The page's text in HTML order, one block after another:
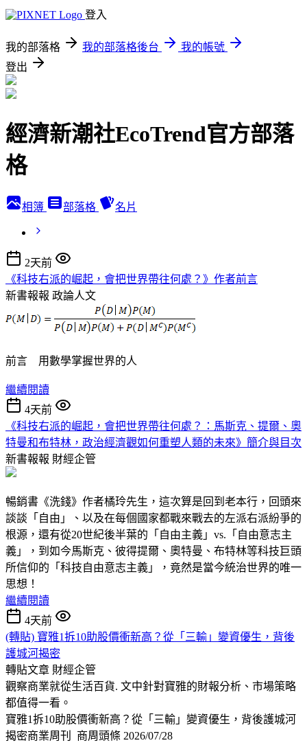
登入
我的部落格 我的部落格後台
我的帳號
登出
經濟新潮社EcoTrend官方部落
格
相簿 部落格 名片
2天前
《科技右派的崛起，會把世界帶往何處？》作者前言
新書報報 政論人文
前言 用數學掌握世界的人
繼續閱讀
4天前
《科技右派的崛起，會把世界帶往何處？：馬斯克、提爾、奧
特曼和布特林，政治經濟觀如何重塑人類的未來》簡介與目次
新書報報 財經企管
暢銷書《洗錢》作者橘玲先生，這次算是回到老本行，回頭來
談談「自由」、以及在每個國家都戰來戰去的左派右派紛爭的
根源，還有從20世紀後半葉的「自由主義」vs.「自由意志主
義」，到如今馬斯克、彼得提爾、奧特曼、布特林等科技巨頭
所信仰的「科技自由意志主義」，竟然是當今統治世界的唯一
思想！
繼續閱讀
4天前
(轉貼) 寶雅1拆10助股價衝新高？從「三輸」變資優生，背後
護城河揭密
轉貼文章 財經企管
觀察商業就從生活百貨. 文中針對寶雅的財報分析、市場策略
都值得一看。
寶雅1拆10助股價衝新高？從「三輸」變資優生，背後護城河
揭密商業周刊 商周頭條 2026/07/28